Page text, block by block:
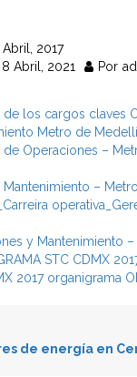
Abril, 2017
8 Abril, 2021 Por
de los cargos claves
Metro de
de Operaciones –
Mantenimiento –
y Mantenimiento –
STC CDMX
2017 organigrama
de energía en